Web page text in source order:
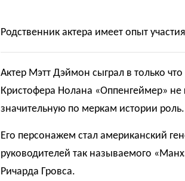
Родственник актера имеет опыт
Актер Мэтт Дэймон сыграл в только
Кристофера Нолана «Оппенгеймер» не
значительную по меркам истории роль.
Его персонажем стал американский
руководителей так называемого
Ричарда Гровса.